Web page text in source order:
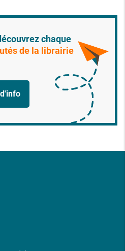
chaque
de la librairie